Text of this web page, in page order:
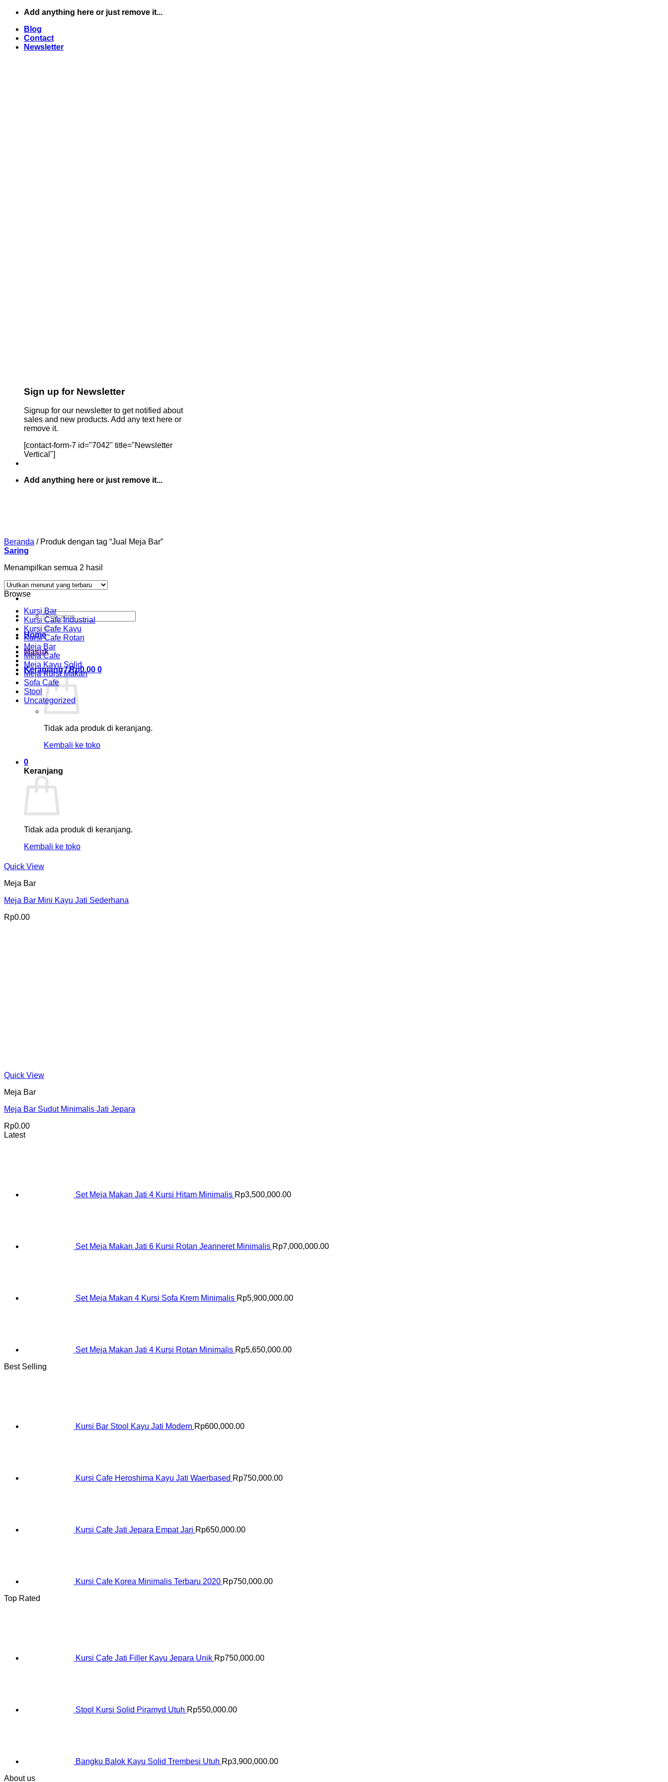
Skip
content
Add anything here or just remove it...
Blog
Contact
Newsletter
Sign up for Newsletter
Signup for our newsletter to get notified about
sales and new products. Add any text here or
remove it.
[contact-form-7 id="7042" title="Newsletter
Vertical"]
Add anything here or just remove it...
Pencarian
untuk:
Home
Masuk
Keranjang /Rp0.00 0
Tidak ada produk di keranjang.
Kembali ke toko
0
Keranjang
Tidak ada produk di keranjang.
Kembali ke toko
Beranda /Produk dengan tag “Jual Meja Bar”
Saring
Menampilkan semua 2 hasil
yang
Browse
Kursi Bar
Kursi Cafe Industrial
Kursi Cafe Kayu
Kursi Cafe Rotan
Meja Bar
Meja Cafe
Meja Kayu Solid
Meja Kursi Makan
Sofa Cafe
Stool
Uncategorized
Quick View
Meja Bar
Meja Bar Mini Kayu Jati Sederhana
Rp0.00
Quick View
Meja Bar
Meja Bar Sudut Minimalis Jati Jepara
Rp0.00
Latest
Set Meja Makan Jati 4 Kursi Hitam Minimalis Rp3,500,000.00
Set Meja Makan Jati 6 Kursi Rotan Jeanneret Minimalis Rp7,000,000.00
Set Meja Makan 4 Kursi Sofa Krem Minimalis Rp5,900,000.00
Set Meja Makan Jati 4 Kursi Rotan Minimalis Rp5,650,000.00
Best Selling
Kursi Bar Stool Kayu Jati Modern Rp600,000.00
Kursi Cafe Heroshima Kayu Jati Waerbased Rp750,000.00
Kursi Cafe Jati Jepara Empat Jari Rp650,000.00
Kursi Cafe Korea Minimalis Terbaru 2020 Rp750,000.00
Top Rated
Kursi Cafe Jati Filler Kayu Jepara Unik Rp750,000.00
Stool Kursi Solid Piramyd Utuh Rp550,000.00
Bangku Balok Kayu Solid Trembesi Utuh Rp3,900,000.00
About us